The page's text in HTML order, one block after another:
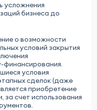
усложнения
бизнеса до
о возможности
условий закрытия
финансирования.
условия
сделок (даже
приобретение
за счет использования